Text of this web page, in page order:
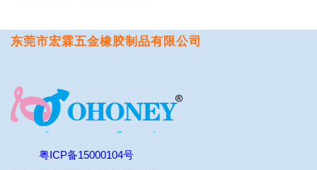
东莞市宏霖五金橡胶制品有限公司
粤ICP备15000104号